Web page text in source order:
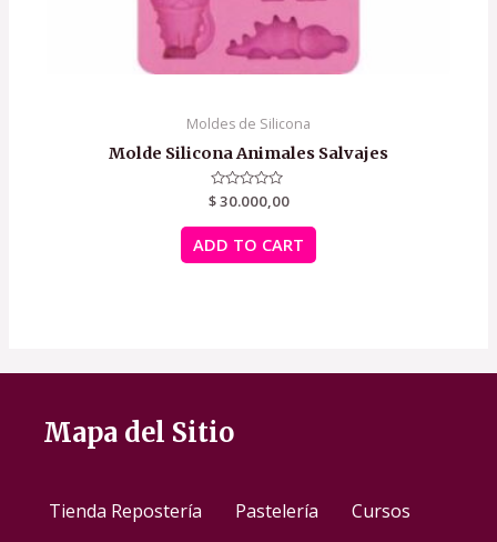
Moldes de Silicona
Molde Silicona Animales Salvajes
Rated
out
of
5
$30.000,00
ADD TO CART
Mapa del Sitio
Tienda Repostería Pastelería Cursos